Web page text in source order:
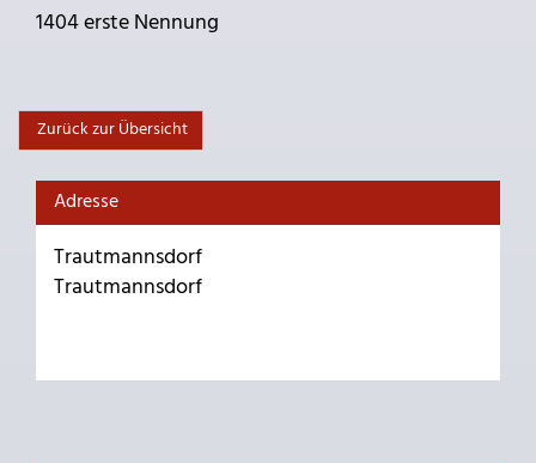
1404 erste Nennung
Zurück zur Übersicht
Adresse
Trautmannsdorf
Trautmannsdorf